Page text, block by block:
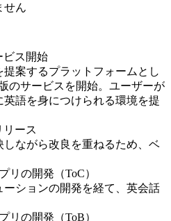
せん
ビス開始
案するプラットフォームとし
のサービスを開始。ユーザーが
英語を身につけられる環境を提
リース
しながら改良を重ねるため、ベ
リの開発（ToC）
ーションの開発を経て、英会話
リの開発（ToB）